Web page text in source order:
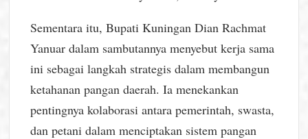
Sementara itu, Bupati Kuningan Dian Rachmat
Yanuar dalam sambutannya menyebut kerja sama
ini sebagai langkah strategis dalam membangun
ketahanan pangan daerah. Ia menekankan
pentingnya kolaborasi antara pemerintah, swasta,
dan petani dalam menciptakan sistem pangan